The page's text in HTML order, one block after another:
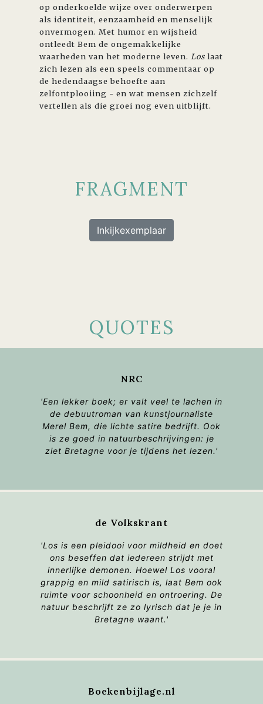
op onderkoelde wijze over onderwerpen
als identiteit, eenzaamheid en menselijk
onvermogen. Met humor en wijsheid
ontleedt Bem de ongemakkelijke
waarheden van het moderne leven. Los laat
zich lezen als een speels commentaar op
de hedendaagse behoefte aan
zelfontplooiing - en wat mensen zichzelf
vertellen als die groei nog even uitblijft.
FRAGMENT
Inkijkexemplaar
QUOTES
NRC
'Een lekker boek; er valt veel te lachen in
de debuutroman van kunstjournaliste
Merel Bem, die lichte satire bedrijft. Ook
is ze goed in natuurbeschrijvingen: je
ziet Bretagne voor je tijdens het lezen.'
de Volkskrant
'Los is een pleidooi voor mildheid en doet
ons beseffen dat iedereen strijdt met
innerlijke demonen. Hoewel Los vooral
grappig en mild satirisch is, laat Bem ook
ruimte voor schoonheid en ontroering. De
natuur beschrijft ze zo lyrisch dat je je in
Bretagne waant.'
Boekenbijlage.nl